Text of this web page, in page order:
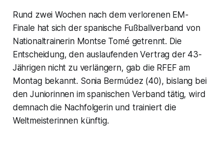
Rund zwei Wochen nach dem verlorenen EM-
Finale hat sich der spanische Fußballverband von
Nationaltrainerin Montse Tomé getrennt. Die
Entscheidung, den auslaufenden Vertrag der 43-
Jährigen nicht zu verlängern, gab die RFEF am
Montag bekannt. Sonia Bermúdez (40), bislang bei
den Juniorinnen im spanischen Verband tätig, wird
demnach die Nachfolgerin und trainiert die
Weltmeisterinnen künftig.